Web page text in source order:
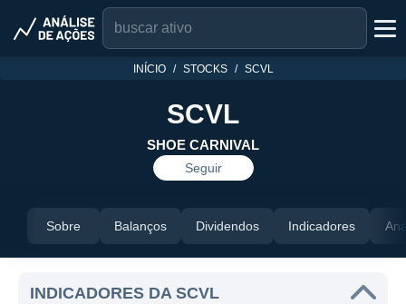
INÍCIO STOCKS SCVL
SCVL
SHOE CARNIVAL
Seguir
Sobre Balanços Dividendos Indicadores
INDICADORES DA SCVL